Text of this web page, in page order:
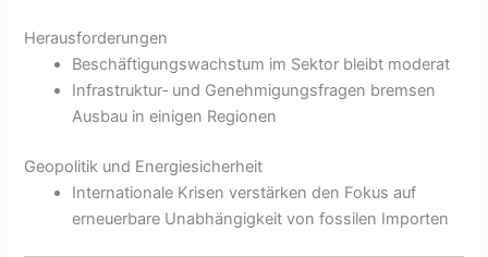
Herausforderungen
Beschäftigungswachstum im Sektor bleibt moderat
Infrastruktur‑ und Genehmigungsfragen bremsen
Ausbau in einigen Regionen
Geopolitik und Energie­sicherheit
Internationale Krisen verstärken den Fokus auf
erneuerbare Unabhängigkeit von fossilen Importen